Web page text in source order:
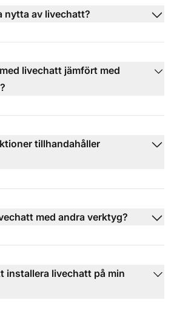
nytta av livechatt?
livechatt jämfört med
tillhandahåller
med andra verktyg?
installera livechatt på min